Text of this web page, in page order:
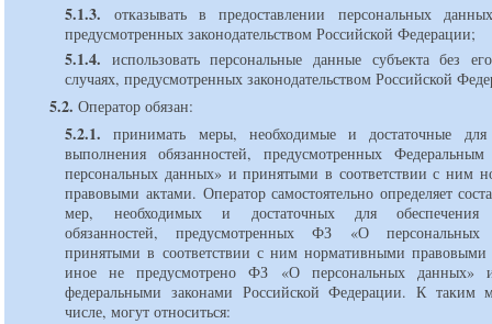
5.1.3. отказывать в предоставлении персональных
предусмотренных законодательством Российской Федерации;
5.1.4. использовать персональные данные субъекта без
случаях, предусмотренных законодательством Российской
5.2. Оператор обязан:
5.2.1. принимать меры, необходимые и достаточные для
выполнения обязанностей, предусмотренных
персональных данных» и принятыми в соответствии с ним
правовыми актами. Оператор самостоятельно определяет
мер, необходимых и достаточных для обеспечения
обязанностей, предусмотренных ФЗ «О
принятыми в соответствии с ним нормативными правовыми
иное не предусмотрено ФЗ «О персональных данных»
федеральными законами Российской Федерации. К таким
числе, могут относиться: